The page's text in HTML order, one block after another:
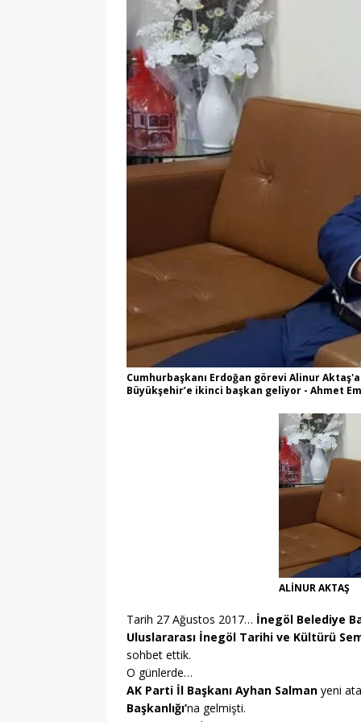
Cumhurbaşkanı Erdoğan görevi Alinur
Büyükşehir’e ikinci başkan geliyor - Ahmet
ALİNUR AKTAŞ
Tarih 27 Ağustos 2017… İnegöl Belediye
Uluslararası İnegöl Tarihi ve Kültürü
sohbet ettik.
O günlerde…
AK Parti İl Başkanı Ayhan Salman yeni
Başkanlığı’na gelmişti.